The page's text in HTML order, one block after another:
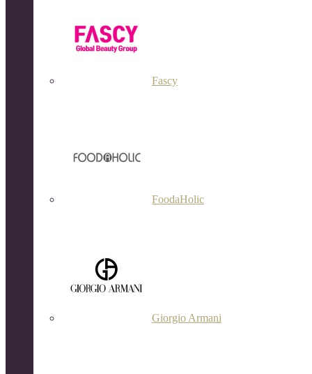
Fascy
FoodaHolic
Giorgio Armani